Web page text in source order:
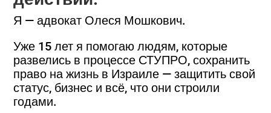
Я — адвокат Олеся Мошкович.
Уже 15 лет я помогаю людям, которые
развелись в процессе СТУПРО, сохранить
право на жизнь в Израиле — защитить свой
статус, бизнес и всё, что они строили
годами.